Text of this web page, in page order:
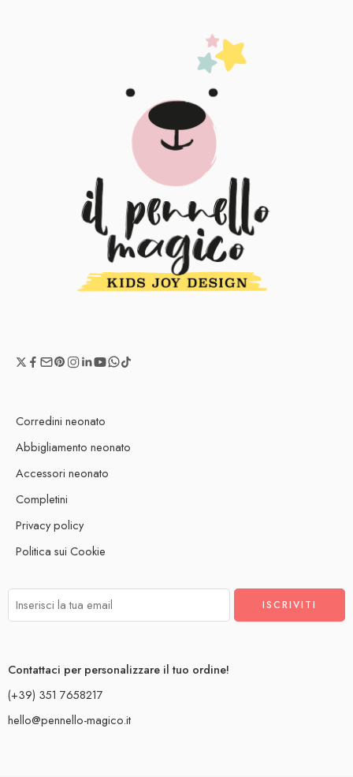
Corredini neonato
Abbigliamento neonato
Accessori neonato
Completini
Privacy policy
Politica sui Cookie
Contattaci per personalizzare il tuo ordine!
(+39) 351 7658217
hello@pennello-magico.it